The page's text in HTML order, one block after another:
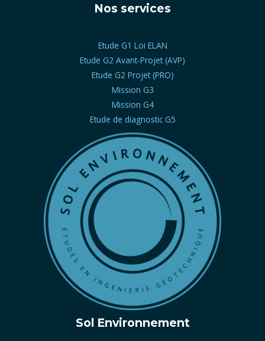
Nos services
Etude G1 Loi ELAN
Etude G2 Avant-Projet (AVP)
Etude G2 Projet (PRO)
Mission G3
Mission G4
Etude de diagnostic G5
Sol Environnement